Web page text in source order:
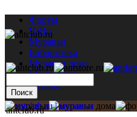
Форум
ЧаВо
Муравьи
Библиотека
Муравьи дома
Мастерская
Каталог
antclub.ru